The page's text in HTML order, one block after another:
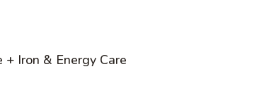
+ Iron & Energy Care